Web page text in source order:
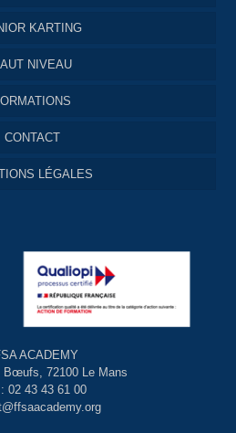
KARTING
NIVEAU
CONTACT
LÉGALES
ACADEMY
Bœufs, 72100 Le Mans
02 43 43 61 00